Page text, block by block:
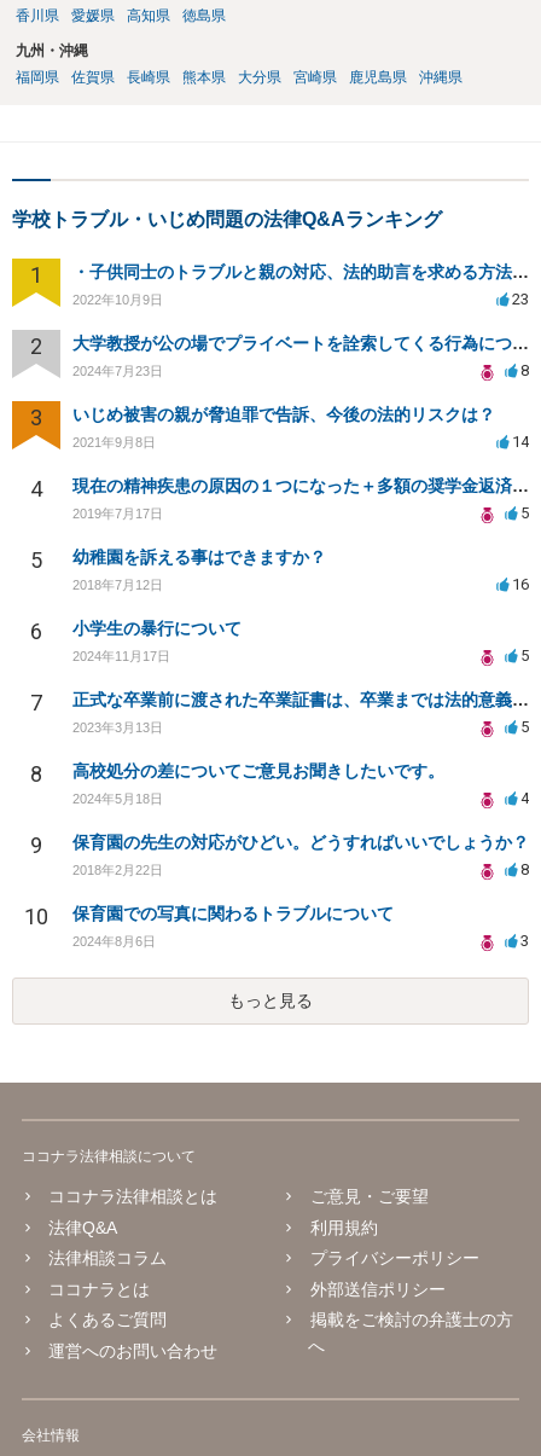
香川県
愛媛県 高知県 徳島県
九州・沖縄
福岡県
佐賀県 長崎県 熊本県 大分県 宮崎県 鹿児島県 沖縄県
学校トラブル・いじめ問題の法律Q&Aランキング
1 ・子供同士のトラブルと親の対応、法的助言を求める方法は？
2022年10月9日 23
2 大学教授が公の場でプライベートを詮索してくる行為について、訴訟できますか？
2024年7月23日 8
3 いじめ被害の親が脅迫罪で告訴、今後の法的リスクは？
2021年9月8日 14
4 現在の精神疾患の原因の１つになった＋多額の奨学金返済に追われることになった10年前の体罰について
2019年7月17日 5
5 幼稚園を訴える事はできますか？
2018年7月12日 16
6 小学生の暴行について
2024年11月17日 5
7 正式な卒業前に渡された卒業証書は、卒業までは法的意義ある？卒業証書授与後に卒業撤回されたらどうなる？
2023年3月13日 5
8 高校処分の差についてご意見お聞きしたいです。
2024年5月18日 4
9 保育園の先生の対応がひどい。どうすればいいでしょうか？
2018年2月22日 8
10 保育園での写真に関わるトラブルについて
2024年8月6日 3
もっと見る
ココナラ法律相談について
ココナラ法律相談とは
法律Q&A
法律相談コラム
ココナラとは
よくあるご質問
運営へのお問い合わせ
ご意見・ご要望
利用規約
プライバシーポリシー
外部送信ポリシー
掲載をご検討の弁護士の方
へ
会社情報